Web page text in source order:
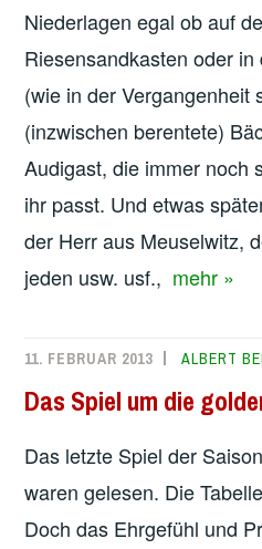
Niederlagen egal ob auf
Riesensandkasten oder
(wie in der Vergangenheit
(inzwischen berentete)
Audigast, die immer noch
ihr passt. Und etwas
der Herr aus Meuselwitz,
jeden usw. usf., mehr »
11. FEBRUAR 2013 ALBERT
Das Spiel um die
Das letzte Spiel der
waren gelesen. Die
Doch das Ehrgefühl und